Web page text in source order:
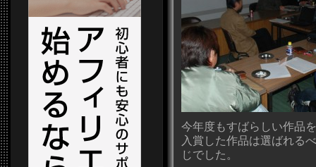
今年度もすばらしい作品
入賞した作品は選ばれる
じでした。